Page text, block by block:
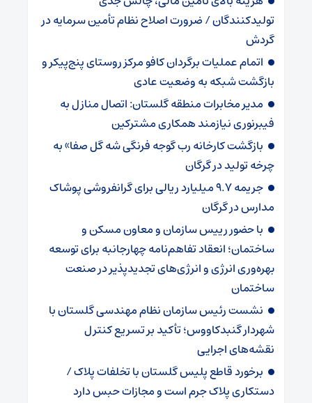
تولیدکنندگان / ضرورت اصلاح نظام تأمین سرمایه در
گردش
اتمام عملیات برگردان کافو مرکز روستای پنج‌پیکر و
بازگشت شبکه به وضعیت عادی
مدیر مخابرات منطقه گلستان: اتصال منازل به
فیبرنوری نیازمند همکاری مشترکین
بازگشت کارخانه رب گوجه فرنگی شه گل صفا» به
چرخه تولید در گرگان
جریمه ۹.۷ میلیارد ریالی برای گرانفروشی پوشاک
مدارس در گرگان
با حضور رییس سازمان و معاون مسکن و
ساختمان؛ انعقاد تفاهم‌نامه چهارجانبه برای توسعه
بهره‌وری انرژی و انرژی‌های تجدیدپذیر در صنعت
ساختمان
نشست رئیس سازمان نظام مهندسی گلستان با
شهردار گنبدکاووس؛ تأکید بر تسریع کنترل
نقشه‌های اجرایی
برخورد قاطع پلیس گلستان با تخلفات پلاک /
دستکاری پلاک جرم است و مجازات حبس دارد